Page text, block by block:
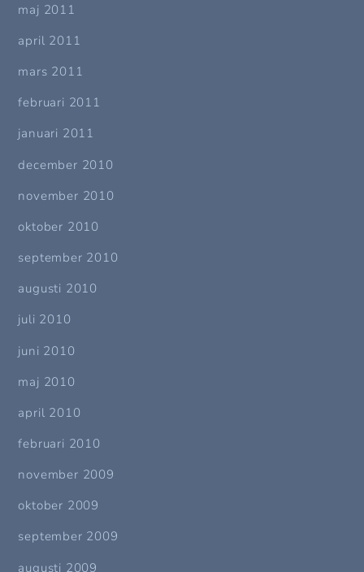
maj 2011
april 2011
mars 2011
februari 2011
januari 2011
december 2010
november 2010
oktober 2010
september 2010
augusti 2010
juli 2010
juni 2010
maj 2010
april 2010
februari 2010
november 2009
oktober 2009
september 2009
augusti 2009